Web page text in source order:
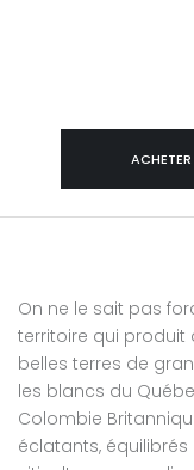
On ne le sait pas
territoire qui produit
belles terres de
les blancs du
Colombie
éclatants,